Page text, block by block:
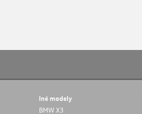
Iné modely
BMW X3